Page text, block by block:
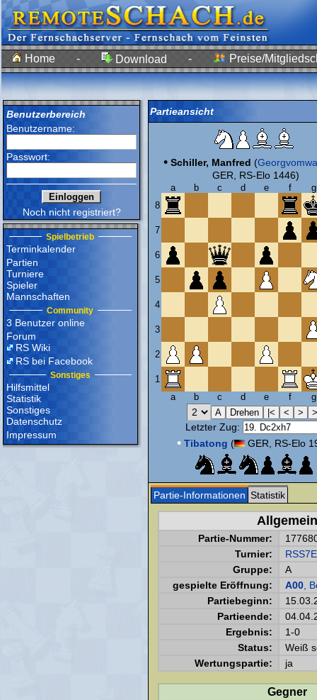
Home - Download - Preise/
Benutzerbereich
Benutzername:
Passwort:
Noch nicht registriert?
Spielbetrieb
Terminkalender
Partien
Turniere
Spieler
Mannschaften
Community
3 Benutzer online
Forum
RS Wiki
RS bei Facebook
Sonstiges
Hilfsmittel
Statistik
Sonstiges
Datenschutz
Impressum
Partieansicht
• Schiller, Manfred (
GER, RS-Elo 1446)
a b c d e f
g
8
7
6
5
4
3
2
1
a
b c d e f g
Letzter Zug:
• Tibatong ( GER, RS-Elo
Partie-Informationen Statistik
Allgemein
Partie-Nummer:
Turnier:
Gruppe:
A
gespielte Eröffnung:
A00 ,
Partiebeginn:
Partieende:
Ergebnis:
1-0
Status:
Weiß
Wertungspartie:
ja
Gegner